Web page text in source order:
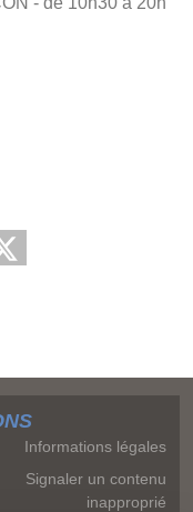
Informations légales
Signaler un contenu
inapproprié